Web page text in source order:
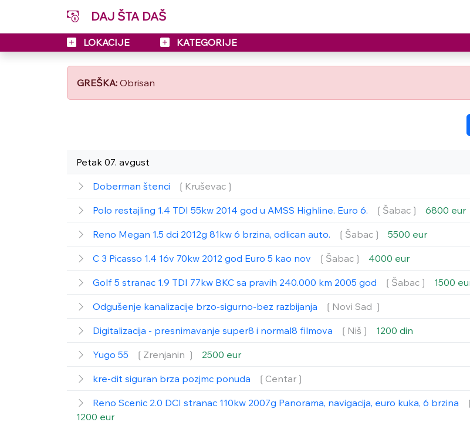
DAJ ŠTA DAŠ
LOKACIJE KATEGORIJE
GREŠKA: Obrisan
Petak 07. avgust
Doberman štenci ❲Kruševac❳
Polo restajling 1.4 TDI 55kw 2014 god u AMSS Highline. Euro 6. ❲Šabac❳ 6800 eur
Reno Megan 1.5 dci 2012g 81kw 6 brzina, odlican auto. ❲Šabac❳ 5500 eur
C 3 Picasso 1.4 16v 70kw 2012 god Euro 5 kao nov ❲Šabac❳ 4000 eur
Golf 5 stranac 1.9 TDI 77kw BKC sa pravih 240.000 km 2005 god ❲Šabac❳ 1500
Odgušenje kanalizacije brzo-sigurno-bez razbijanja ❲Novi Sad ❳
Digitalizacija - presnimavanje super8 i normal8 filmova ❲Niš❳ 1200 din
Yugo 55 ❲Zrenjanin ❳ 2500 eur
kre-dit siguran brza pozjmc ponuda ❲Centar❳
Reno Scenic 2.0 DCI stranac 110kw 2007g Panorama, navigacija, euro kuka, 6 brzina
1200 eur